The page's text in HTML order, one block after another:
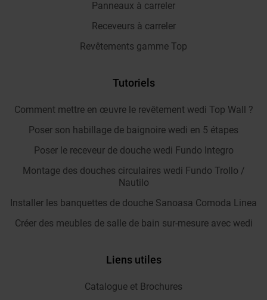
Panneaux à carreler
Receveurs à carreler
Revêtements gamme Top
Tutoriels
Comment mettre en œuvre le revêtement wedi Top Wall ?
Poser son habillage de baignoire wedi en 5 étapes
Poser le receveur de douche wedi Fundo Integro
Montage des douches circulaires wedi Fundo Trollo /
Nautilo
Installer les banquettes de douche Sanoasa Comoda Linea
Créer des meubles de salle de bain sur-mesure avec wedi
Liens utiles
Catalogue et Brochures